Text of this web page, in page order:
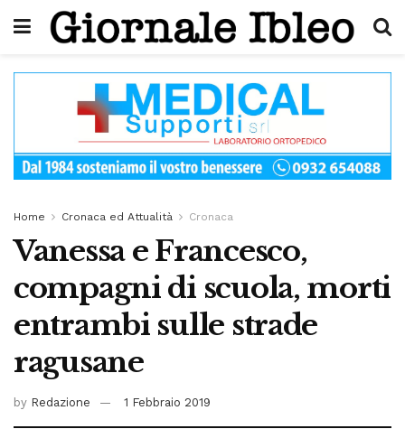
Home Cronaca ed Attualità Cronaca
Vanessa e Francesco,
compagni di scuola, morti
entrambi sulle strade
ragusane
by Redazione 1 Febbraio 2019